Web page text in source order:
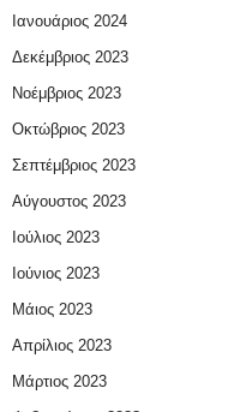
Ιανουάριος 2024
Δεκέμβριος 2023
Νοέμβριος 2023
Οκτώβριος 2023
Σεπτέμβριος 2023
Αύγουστος 2023
Ιούλιος 2023
Ιούνιος 2023
Μάιος 2023
Απρίλιος 2023
Μάρτιος 2023